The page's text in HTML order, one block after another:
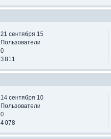
21 сентября 15
Пользователи
0
3 811
14 сентября 10
Пользователи
0
4 078